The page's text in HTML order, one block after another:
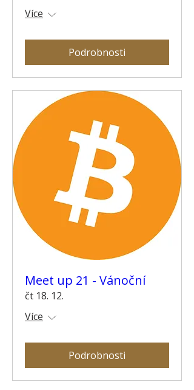
Více
Podrobnosti
Meet up 21 - Vánoční
čt 18. 12.
Více
Podrobnosti